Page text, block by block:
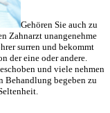
Gehören Sie auch zu
Zahnarzt unangenehme
surren und bekommt
der eine oder andere.
und viele nehmen
Behandlung begeben zu